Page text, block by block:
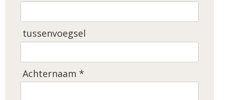
tussenvoegsel
Achternaam *